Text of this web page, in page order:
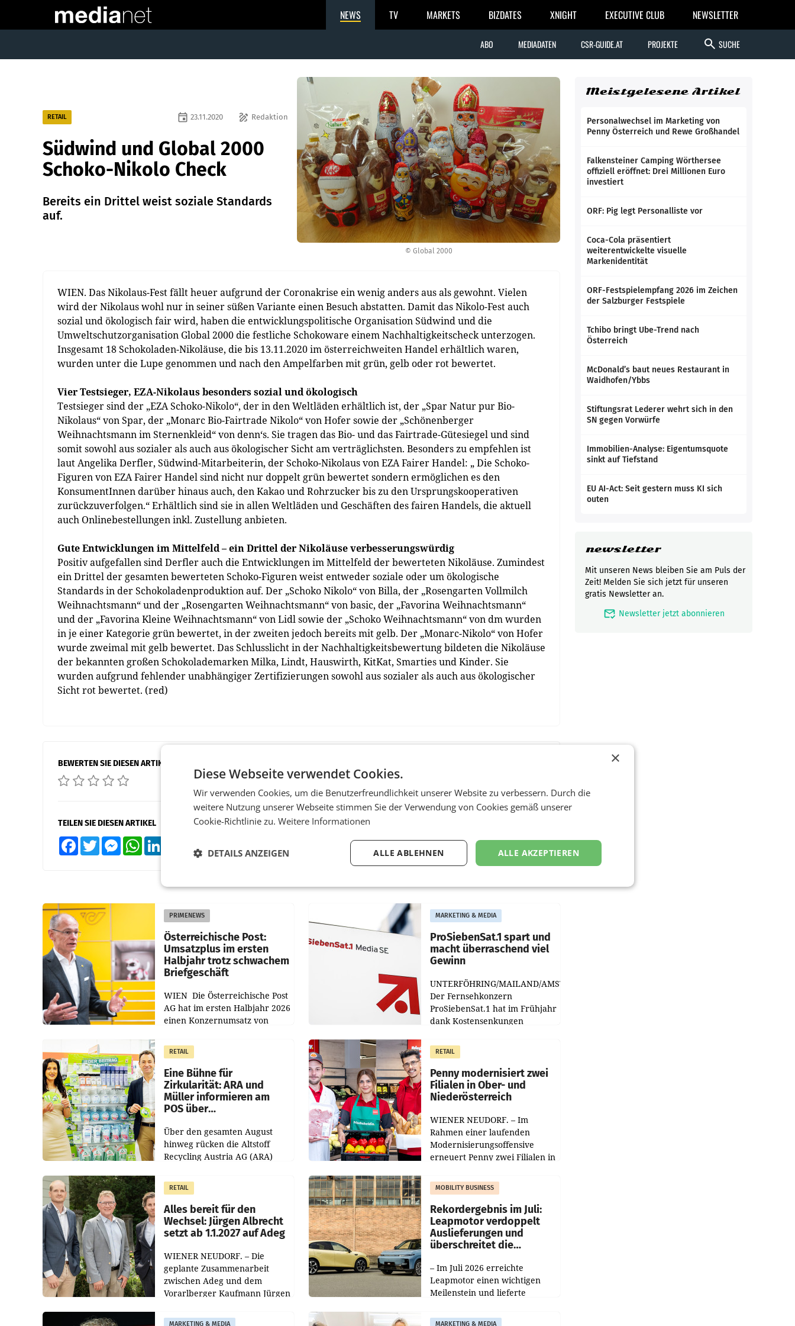
NEWS TV MARKETS BIZDATES XNIGHT EXECUTIVE CLUB NEWSLETTER
ABO MEDIADATEN CSR-GUIDE.AT PROJEKTE search SUCHE
© Global 2000
RETAIL draw Redaktion
event 23.11.2020
Südwind und Global 2000
Schoko-Nikolo Check
Bereits ein Drittel weist soziale Standards
auf.
WIEN. Das Nikolaus-Fest fällt heuer aufgrund der Coronakrise ein wenig anders aus als gewohnt. Vielen
wird der Nikolaus wohl nur in seiner süßen Variante einen Besuch abstatten. Damit das Nikolo-Fest auch
sozial und ökologisch fair wird, haben die entwicklungspolitische Organisation Südwind und die
Umweltschutzorganisation Global 2000 die festliche Schokoware einem Nachhaltigkeitscheck unterzogen.
Insgesamt 18 Schokoladen-Nikoläuse, die bis 13.11.2020 im österreichweiten Handel erhältlich waren,
wurden unter die Lupe genommen und nach den Ampelfarben mit grün, gelb oder rot bewertet.
Vier Testsieger, EZA-Nikolaus besonders sozial und ökologisch
Testsieger sind der „EZA Schoko-Nikolo“, der in den Weltläden erhältlich ist, der „Spar Natur pur Bio-
Nikolaus“ von Spar, der „Monarc Bio-Fairtrade Nikolo“ von Hofer sowie der „Schönenberger
Weihnachtsmann im Sternenkleid“ von denn‘s. Sie tragen das Bio- und das Fairtrade-Gütesiegel und sind
somit sowohl aus sozialer als auch aus ökologischer Sicht am verträglichsten. Besonders zu empfehlen ist
laut Angelika Derfler, Südwind-Mitarbeiterin, der Schoko-Nikolaus von EZA Fairer Handel: „ Die Schoko-
Figuren von EZA Fairer Handel sind nicht nur doppelt grün bewertet sondern ermöglichen es den
KonsumentInnen darüber hinaus auch, den Kakao und Rohrzucker bis zu den Ursprungskooperativen
zurückzuverfolgen.“ Erhältlich sind sie in allen Weltläden und Geschäften des fairen Handels, die aktuell
auch Onlinebestellungen inkl. Zustellung anbieten.
Gute Entwicklungen im Mittelfeld – ein Drittel der Nikoläuse verbesserungswürdig
Positiv aufgefallen sind Derfler auch die Entwicklungen im Mittelfeld der bewerteten Nikoläuse. Zumindest
ein Drittel der gesamten bewerteten Schoko-Figuren weist entweder soziale oder um ökologische
Standards in der Schokoladenproduktion auf. Der „Schoko Nikolo“ von Billa, der „Rosengarten Vollmilch
Weihnachtsmann“ und der „Rosengarten Weihnachtsmann“ von basic, der „Favorina Weihnachtsmann“
und der „Favorina Kleine Weihnachtsmann“ von Lidl sowie der „Schoko Weihnachtsmann“ von dm wurden
in je einer Kategorie grün bewertet, in der zweiten jedoch bereits mit gelb. Der „Monarc-Nikolo“ von Hofer
wurde zweimal mit gelb bewertet. Das Schlusslicht in der Nachhaltigkeitsbewertung bildeten die Nikoläuse
der bekannten großen Schokolademarken Milka, Lindt, Hauswirth, KitKat, Smarties und Kinder. Sie
wurden aufgrund fehlender unabhängiger Zertifizierungen sowohl aus sozialer als auch aus ökologischer
Sicht rot bewertet. (red)
BEWERTEN SIE DIESEN ARTIKEL
TEILEN SIE DIESEN ARTIKEL
FacebookTwitter MessengerWhatsApp
PRIMENEWS
Österreichische Post:
Umsatzplus im ersten
Halbjahr trotz schwachem
Briefgeschäft
WIEN Die Österreichische Post
AG hat im ersten Halbjahr 2026
einen Konzernumsatz von
erwirtschaftet, was einem Plus
von 3,8 Prozent gegenüber
dem Vergleichszeitraum
MARKETING & MEDIA
ProSiebenSat.1 spart und
macht überraschend viel
Gewinn
UNTERFÖHRING/MAILAND/AMSTERDAM.
Der Fernsehkonzern
ProSiebenSat.1 hat im Frühjahr
dank Kostensenkungen
gemacht und die
Markterwartung deutlich
übertroffen.
RETAIL
Eine Bühne für
Zirkularität: ARA und
Müller informieren am
POS über
Über den gesamten August
hinweg rücken die Altstoff
Recycling Austria AG (ARA)
Müller die Initiative „Kreislauf-
Helden“ in allen
österreichischen Müller-Filialen
RETAIL
Penny modernisiert zwei
Filialen in Ober- und
Niederösterreich
WIENER NEUDORF. – Im
Rahmen einer laufenden
Modernisierungsoffensive
erneuert Penny zwei Filialen in
Die beiden Standorte liegen in
Haag sowie im rund
RETAIL
Alles bereit für den
Wechsel: Jürgen Albrecht
setzt ab 1.1.2027 auf Adeg
WIENER NEUDORF. – Die
geplante Zusammenarbeit
zwischen Adeg und dem
Vorarlberger Kaufmann Jürgen
freigegeben: Die
MOBILITY BUSINESS
Rekordergebnis im Juli:
Leapmotor verdoppelt
Auslieferungen und
überschreitet die
– Im Juli 2026 erreichte
Leapmotor einen wichtigen
Meilenstein und lieferte
aus, womit sich das Ergebnis
MARKETING & MEDIA MARKETING & MEDIA
Meistgelesene Artikel
Personalwechsel im Marketing von
Penny Österreich und Rewe Großhandel
Falkensteiner Camping Wörthersee
offiziell eröffnet: Drei Millionen Euro
investiert
ORF: Pig legt Personalliste vor
Coca-Cola präsentiert
weiterentwickelte visuelle
Markenidentität
ORF-Festspielempfang 2026 im Zeichen
der Salzburger Festspiele
Tchibo bringt Ube-Trend nach
Österreich
McDonald’s baut neues Restaurant in
Waidhofen/Ybbs
Stiftungsrat Lederer wehrt sich in den
SN gegen Vorwürfe
Immobilien-Analyse: Eigentumsquote
sinkt auf Tiefstand
EU AI-Act: Seit gestern muss KI sich
outen
newsletter
Mit unseren News bleiben Sie am Puls der
Zeit! Melden Sie sich jetzt für unseren
gratis Newsletter an.
mark_email_read Newsletter jetzt abonnieren
×
Diese Webseite verwendet Cookies.
Wir verwenden Cookies, um die Benutzerfreundlichkeit unserer Website zu verbessern. Durch die
weitere Nutzung unserer Webseite stimmen Sie der Verwendung von Cookies gemäß unserer
Cookie-Richtlinie zu. Weitere Informationen
ALLE AKZEPTIEREN
ALLE ABLEHNEN
DETAILS ANZEIGEN